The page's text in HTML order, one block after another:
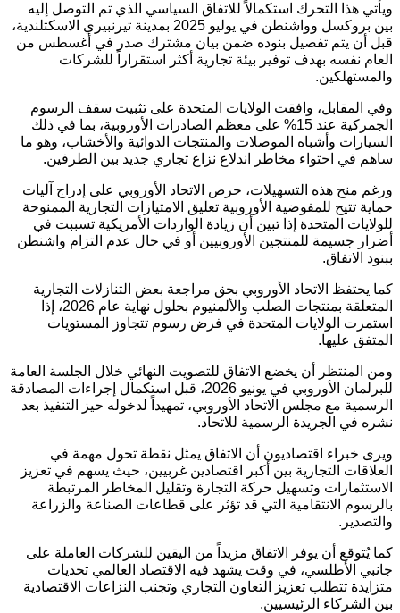
ويأتي هذا التحرك استكمالاً للاتفاق السياسي الذي تم التوصل إليه
بين بروكسل وواشنطن في يوليو 2025 بمدينة تيرنبيري الاسكتلندية،
قبل أن يتم تفصيل بنوده ضمن بيان مشترك صدر في أغسطس من
العام نفسه بهدف توفير بيئة تجارية أكثر استقراراً للشركات
والمستهلكين.
وفي المقابل، وافقت الولايات المتحدة على تثبيت سقف الرسوم
الجمركية عند 15% على معظم الصادرات الأوروبية، بما في ذلك
السيارات وأشباه الموصلات والمنتجات الدوائية والأخشاب، وهو ما
ساهم في احتواء مخاطر اندلاع نزاع تجاري جديد بين الطرفين.
ورغم منح هذه التسهيلات، حرص الاتحاد الأوروبي على إدراج آليات
حماية تتيح للمفوضية الأوروبية تعليق الامتيازات التجارية الممنوحة
للولايات المتحدة إذا تبين أن زيادة الواردات الأمريكية تسببت في
أضرار جسيمة للمنتجين الأوروبيين أو في حال عدم التزام واشنطن
ببنود الاتفاق.
كما يحتفظ الاتحاد الأوروبي بحق مراجعة بعض التنازلات التجارية
المتعلقة بمنتجات الصلب والألمنيوم بحلول نهاية عام 2026، إذا
استمرت الولايات المتحدة في فرض رسوم تتجاوز المستويات
المتفق عليها.
ومن المنتظر أن يخضع الاتفاق للتصويت النهائي خلال الجلسة العامة
للبرلمان الأوروبي في يونيو 2026، قبل استكمال إجراءات المصادقة
الرسمية مع مجلس الاتحاد الأوروبي، تمهيداً لدخوله حيز التنفيذ بعد
نشره في الجريدة الرسمية للاتحاد.
ويرى خبراء اقتصاديون أن الاتفاق يمثل نقطة تحول مهمة في
العلاقات التجارية بين أكبر اقتصادين غربيين، حيث يسهم في تعزيز
الاستثمارات وتسهيل حركة التجارة وتقليل المخاطر المرتبطة
بالرسوم الانتقامية التي قد تؤثر على قطاعات الصناعة والزراعة
والتصدير.
كما يُتوقع أن يوفر الاتفاق مزيداً من اليقين للشركات العاملة على
جانبي الأطلسي، في وقت يشهد فيه الاقتصاد العالمي تحديات
متزايدة تتطلب تعزيز التعاون التجاري وتجنب النزاعات الاقتصادية
بين الشركاء الرئيسيين.